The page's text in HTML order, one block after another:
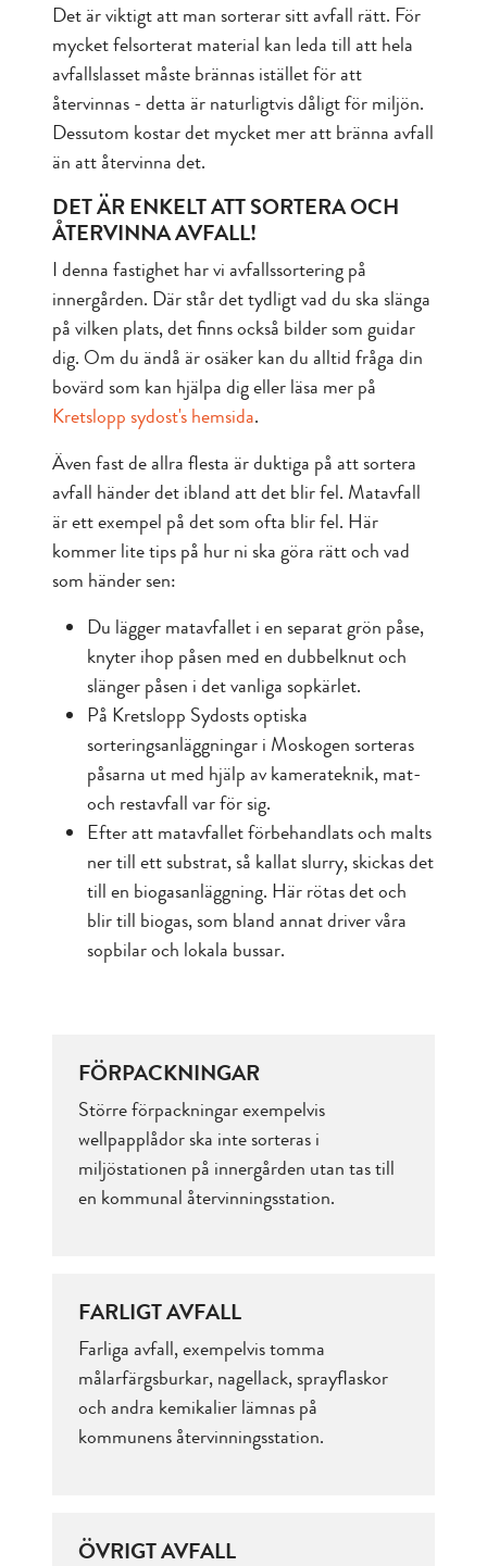
Det är viktigt att man sorterar sitt avfall rätt. För
mycket felsorterat material kan leda till att hela
avfallslasset måste brännas istället för att
återvinnas - detta är naturligtvis dåligt för miljön.
Dessutom kostar det mycket mer att bränna avfall
än att återvinna det.
DET ÄR ENKELT ATT SORTERA OCH
ÅTERVINNA AVFALL!
I denna fastighet har vi avfallssortering på
innergården. Där står det tydligt vad du ska slänga
på vilken plats, det finns också bilder som guidar
dig. Om du ändå är osäker kan du alltid fråga din
bovärd som kan hjälpa dig eller läsa mer på
Kretslopp sydost's hemsida.
Även fast de allra flesta är duktiga på att sortera
avfall händer det ibland att det blir fel. Matavfall
är ett exempel på det som ofta blir fel. Här
kommer lite tips på hur ni ska göra rätt och vad
som händer sen:
Du lägger matavfallet i en separat grön påse,
knyter ihop påsen med en dubbelknut och
slänger påsen i det vanliga sopkärlet.
På Kretslopp Sydosts optiska
sorteringsanläggningar i Moskogen sorteras
påsarna ut med hjälp av kamerateknik, mat-
och restavfall var för sig.
Efter att matavfallet förbehandlats och malts
ner till ett substrat, så kallat slurry, skickas det
till en biogasanläggning. Här rötas det och
blir till biogas, som bland annat driver våra
sopbilar och lokala bussar.
FÖRPACKNINGAR
Större förpackningar exempelvis
wellpapplådor ska inte sorteras i
miljöstationen på innergården utan tas till
en kommunal återvinningsstation.
FARLIGT AVFALL
Farliga avfall, exempelvis tomma
målarfärgsburkar, nagellack, sprayflaskor
och andra kemikalier lämnas på
kommunens återvinningsstation.
ÖVRIGT AVFALL